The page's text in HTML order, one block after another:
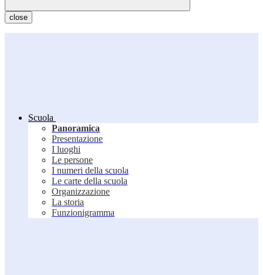
close
Scuola
Panoramica
Presentazione
I luoghi
Le persone
I numeri della scuola
Le carte della scuola
Organizzazione
La storia
Funzionigramma